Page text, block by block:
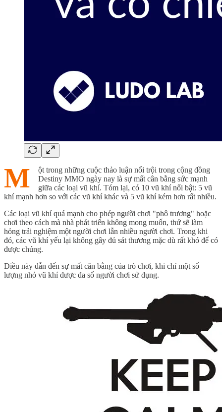
M
ột trong những cuộc thảo luận nổi trội trong cộng đồng
Destiny MMO ngày nay là sự mất cân bằng sức mạnh
giữa các loại vũ khí. Tóm lại, có 10 vũ khí nổi bật: 5 vũ
khí mạnh hơn so với các vũ khí khác và 5 vũ khí kém hơn rất nhiều.
Các loại vũ khí quá mạnh cho phép người chơi "phô trương" hoặc
chơi theo cách mà nhà phát triển không mong muốn, thứ sẽ làm
hỏng trải nghiệm một người chơi lẫn nhiều người chơi. Trong khi
đó, các vũ khí yếu lại không gây đủ sát thương mặc dù rất khó để có
được chúng.
Điều này dẫn đến sự mất cân bằng của trò chơi, khi chỉ một số
lượng nhỏ vũ khí được đa số người chơi sử dụng.